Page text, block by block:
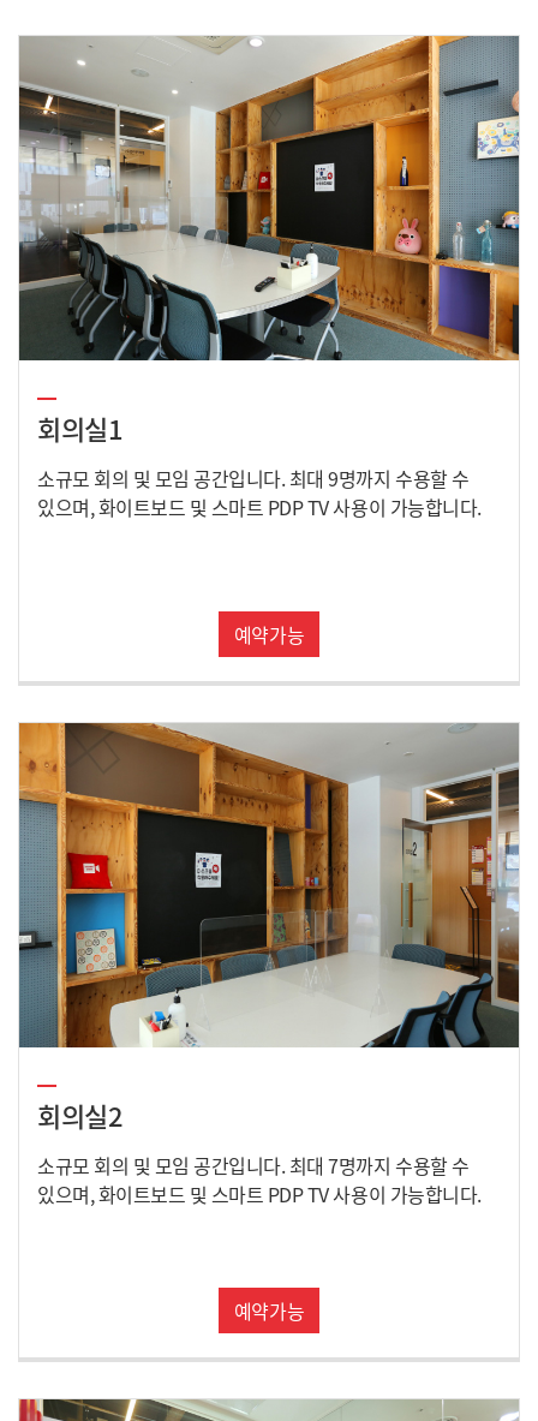
회의실1
소규모 회의 및 모임 공간입니다. 최대 9명까지 수용할 수
있으며, 화이트보드 및 스마트 PDP TV 사용이 가능합니다.
예약가능
회의실2
소규모 회의 및 모임 공간입니다. 최대 7명까지 수용할 수
있으며, 화이트보드 및 스마트 PDP TV 사용이 가능합니다.
예약가능